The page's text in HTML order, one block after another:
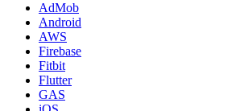
AdMob
Android
AWS
Firebase
Fitbit
Flutter
GAS